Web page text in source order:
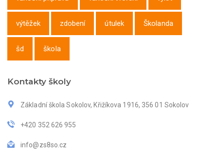
výtěžek zdobení útulek Školanda
šd škola
Kontakty školy
Základní škola Sokolov, Křižíkova 1916, 356 01 Sokolov
+420 352 626 955
info@zs8so.cz